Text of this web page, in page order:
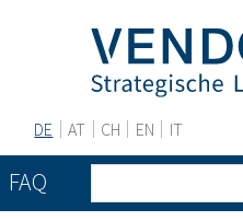
DE AT CH EN IT
FAQ